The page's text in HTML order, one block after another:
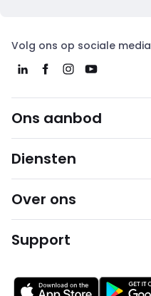
Volg ons op sociale media
Ons aanbod
Diensten
Over ons
Support